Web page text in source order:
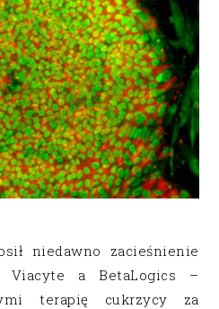
niedawno zacieśnienie
Viacyte a BetaLogics –
terapię cukrzycy za